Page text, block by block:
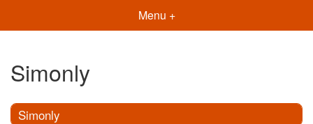
Menu +
Simonly
Simonly